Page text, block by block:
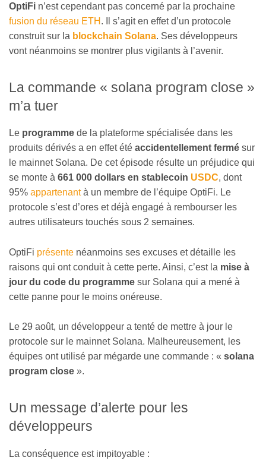
OptiFi n’est cependant pas concerné par la prochaine
fusion du réseau ETH . Il s’agit en effet d’un protocole
construit sur la blockchain Solana. Ses développeurs
vont néanmoins se montrer plus vigilants à l’avenir.
La commande « solana program close »
m’a tuer
Le programme de la plateforme spécialisée dans les
produits dérivés a en effet été accidentellement fermé sur
le mainnet Solana. De cet épisode résulte un préjudice qui
se monte à 661 000 dollars en stablecoin USDC, dont
95% appartenantà un membre de l’équipe OptiFi. Le
protocole s’est d’ores et déjà engagé à rembourser les
autres utilisateurs touchés sous 2 semaines.
OptiFi présente néanmoins ses excuses et détaille les
raisons qui ont conduit à cette perte. Ainsi, c’est la mise à
jour du code du programme sur Solana qui a mené à
cette panne pour le moins onéreuse.
Le 29 août, un développeur a tenté de mettre à jour le
protocole sur le mainnet Solana. Malheureusement, les
équipes ont utilisé par mégarde une commande : « solana
program close ».
Un message d’alerte pour les
développeurs
La conséquence est impitoyable :